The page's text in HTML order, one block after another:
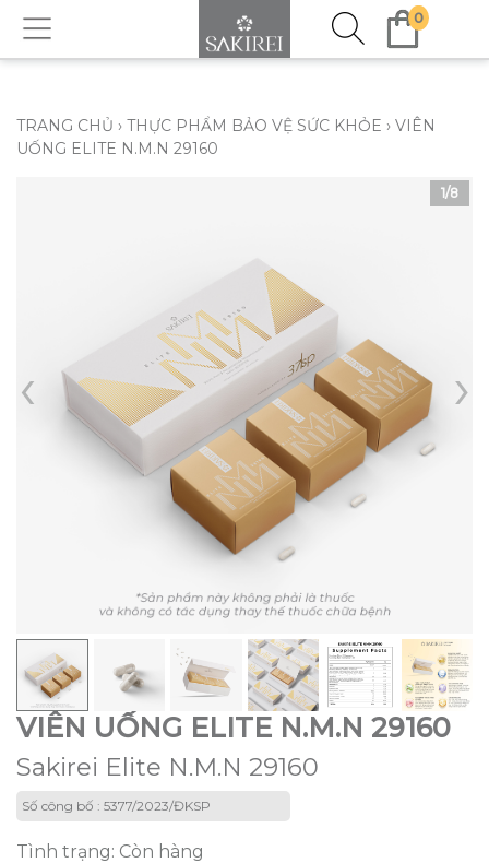
0
TRANG CHỦ › THỰC PHẨM BẢO VỆ SỨC KHỎE › VIÊN
UỐNG ELITE N.M.N 29160
1/8
VIÊN UỐNG ELITE N.M.N 29160
Sakirei Elite N.M.N 29160
Số công bố : 5377/2023/ĐKSP
Tình trạng: Còn hàng